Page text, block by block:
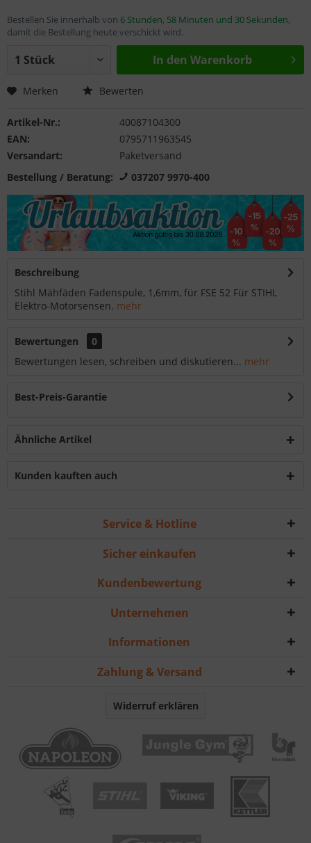
Bestellen Sie innerhalb von 6 Stunden, 58 Minuten und 30 Sekunden,
damit die Bestellung heute verschickt wird.
In den Warenkorb
Merken Bewerten
Artikel-Nr.:
40087104300
EAN:
0795711963545
Versandart:
Paketversand
Bestellung / Beratung:
037207 9970-400
Beschreibung
Stihl Mähfäden Fadenspule, 1,6mm, für FSE 52 Für STIHL
Elektro-Motorsensen. mehr
Bewertungen
0
Bewertungen lesen, schreiben und diskutieren... mehr
Best-Preis-Garantie
Ähnliche Artikel
Kunden kauften auch
Service & Hotline
Sicher einkaufen
Kundenbewertung
Unternehmen
Informationen
Zahlung & Versand
Widerruf erklären